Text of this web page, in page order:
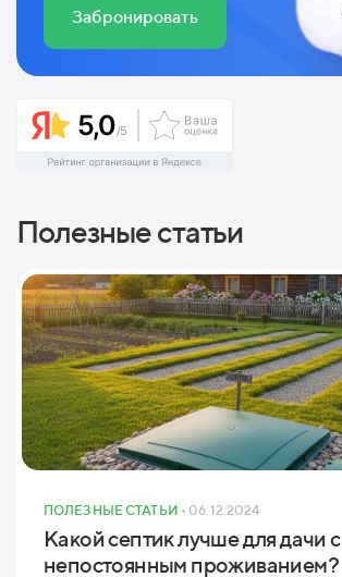
Забронировать
Полезные статьи
ПОЛЕЗНЫЕ СТАТЬИ • 06.12.2024
Какой септик лучше для дачи с
непостоянным проживанием?